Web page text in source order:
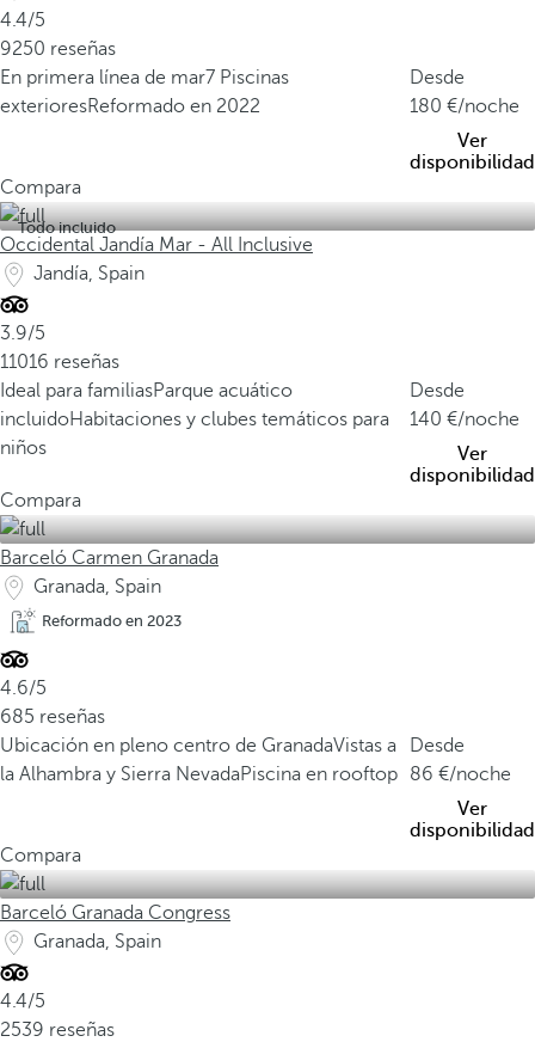
4.4/5
9250 reseñas
En primera línea de mar7 Piscinas
exterioresReformado en 2022
Desde
180
/noche
Ver
disponibilidad
Compara
Todo incluido
Occidental Jandía Mar - All Inclusive
Jandía, Spain
3.9/5
11016 reseñas
Ideal para familiasParque acuático
incluidoHabitaciones y clubes temáticos para
niños
Desde
140
/noche
Ver
disponibilidad
Compara
Barceló Carmen Granada
Granada, Spain
Reformado en 2023
4.6/5
685 reseñas
Ubicación en pleno centro de GranadaVistas a
la Alhambra y Sierra NevadaPiscina en rooftop
Desde
86
/noche
Ver
disponibilidad
Compara
Barceló Granada Congress
Granada, Spain
4.4/5
2539 reseñas